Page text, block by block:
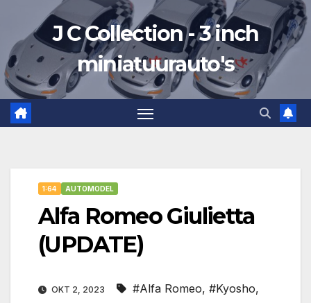
de
inhoud
J C Collection - 3 inch
miniatuurauto's
1:64 AUTOMODEL
Alfa Romeo Giulietta
(UPDATE)
OKT 2, 2023 #Alfa Romeo, #Kyosho,